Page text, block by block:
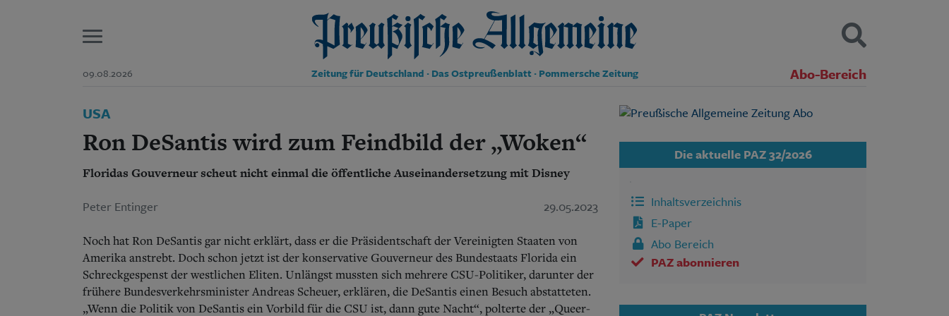
09.08.2026 Preußische Allgemeine Zeitung
Zeitung für Deutschland · Das Ostpreußenblatt · Pommersche Zeitung Abo-Bereich
Aktuelle Ausgabe
Abonnent werden
Archiv
Mediadaten
Wirtschaft
Panorama
Gesellschaft
Pommern
Berlin-Brandenburg
Schlesien
Danzig und Westpreußen
Bücher
Kontakt
Datenschutz
Suchen und finden
SUCHEN
USA
Ron DeSantis wird zum Feindbild der „Woken“
Floridas Gouverneur scheut nicht einmal die öffentliche Auseinandersetzung mit Disney
Peter Entinger 29.05.2023
Noch hat Ron DeSantis gar nicht erklärt, dass er die Präsidentschaft der Vereinigten Staaten von
Amerika anstrebt. Doch schon jetzt ist der konservative Gouverneur des Bundestaats Florida ein
Schreckgespenst der westlichen Eliten. Unlängst mussten sich mehrere CSU-Politiker, darunter der
frühere Bundesverkehrsminister Andreas Scheuer, erklären, die DeSantis einen Besuch abstatteten.
„Wenn die Politik von DeSantis ein Vorbild für die CSU ist, dann gute Nacht“, polterte der „Queer-
Die aktuelle PAZ 32/2026
Inhaltsverzeichnis
E-Paper
Abo Bereich
PAZ abonnieren